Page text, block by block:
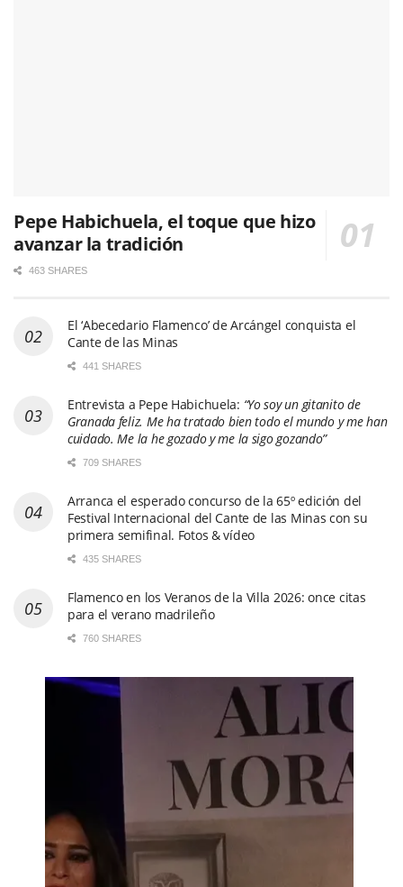
Pepe Habichuela, el toque que hizo
avanzar la tradición
463 SHARES
El ‘Abecedario Flamenco’ de Arcángel conquista el
Cante de las Minas
441 SHARES
Entrevista a Pepe Habichuela: “Yo soy un gitanito de
Granada feliz. Me ha tratado bien todo el mundo y me han
cuidado. Me la he gozado y me la sigo gozando”
709 SHARES
Arranca el esperado concurso de la 65º edición del
Festival Internacional del Cante de las Minas con su
primera semifinal. Fotos & vídeo
435 SHARES
Flamenco en los Veranos de la Villa 2026: once citas
para el verano madrileño
760 SHARES